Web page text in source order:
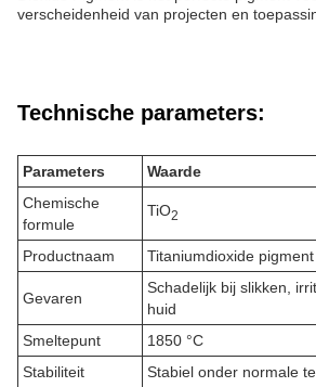
verscheidenheid van projecten en
Technische parameters:
Parameters
Waarde
Chemische
formule
TiO2
Productnaam Titaniumdioxide pigment
Gevaren
Schadelijk bij slikken,
huid
Smeltepunt
1850 °C
Stabiliteit
Stabiel onder normale